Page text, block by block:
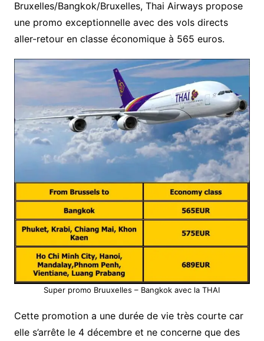
Bruxelles/Bangkok/Bruxelles, Thai Airways propose
une promo exceptionnelle avec des vols directs
aller-retour en classe économique à 565 euros.
Super promo Bruuxelles – Bangkok avec la THAI
Cette promotion a une durée de vie très courte car
elle s’arrête le 4 décembre et ne concerne que des